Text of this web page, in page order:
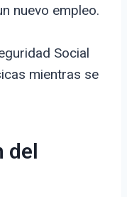
nuevo empleo.
Social
mientras se
del